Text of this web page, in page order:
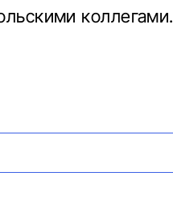
коллегами.